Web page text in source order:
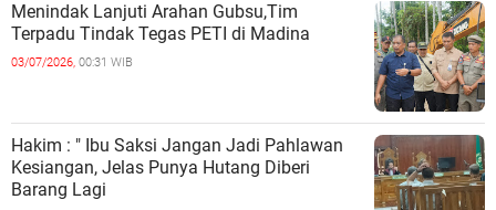
Menindak Lanjuti Arahan Gubsu,Tim
Terpadu Tindak Tegas PETI di Madina
03/07/2026, 00:31 WIB
Hakim : " Ibu Saksi Jangan Jadi Pahlawan
Kesiangan, Jelas Punya Hutang Diberi
Barang Lagi